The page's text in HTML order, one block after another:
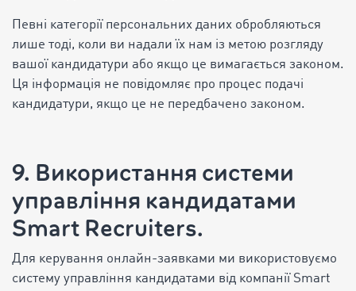
Певні категорії персональних даних обробляються
лише тоді, коли ви надали їх нам із метою розгляду
вашої кандидатури або якщо це вимагається законом.
Ця інформація не повідомляє про процес подачі
кандидатури, якщо це не передбачено законом.
9. Використання системи
управління кандидатами
Smart Recruiters.
Для керування онлайн-заявками ми використовуємо
систему управління кандидатами від компанії Smart